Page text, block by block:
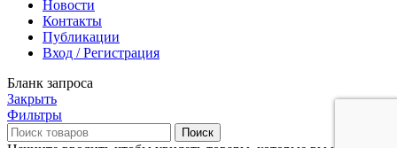
Новости
Контакты
Публикации
Вход / Регистрация
Бланк запроса
Закрыть
Фильтры
Поиск